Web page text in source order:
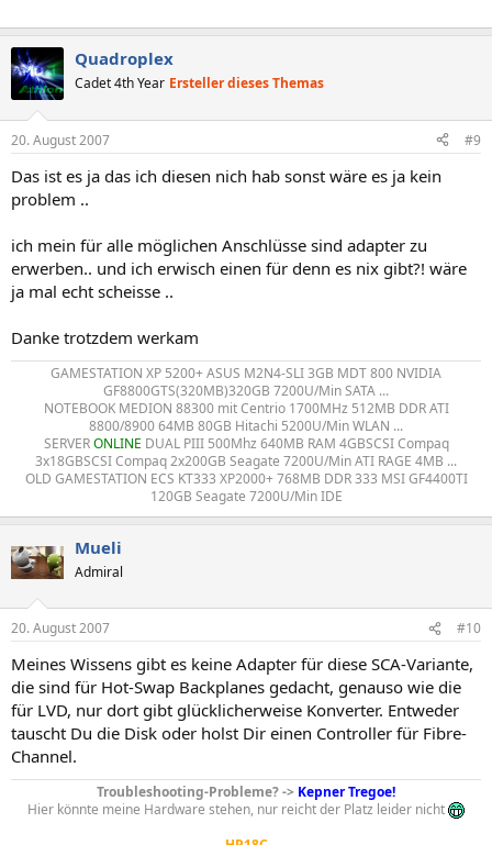
Quadroplex
Cadet 4th Year Ersteller dieses Themas
20. August 2007 #9
Das ist es ja das ich diesen nich hab sonst wäre es ja kein
problem ..
ich mein für alle möglichen Anschlüsse sind adapter zu
erwerben.. und ich erwisch einen für denn es nix gibt?! wäre
ja mal echt scheisse ..
Danke trotzdem werkam
GAMESTATION XP 5200+ ASUS M2N4-SLI 3GB MDT 800 NVIDIA
GF8800GTS(320MB)320GB 7200U/Min SATA ...
NOTEBOOK MEDION 88300 mit Centrio 1700MHz 512MB DDR ATI
8800/8900 64MB 80GB Hitachi 5200U/Min WLAN ...
SERVERONLINE DUAL PIII 500Mhz 640MB RAM 4GBSCSI Compaq
3x18GBSCSI Compaq 2x200GB Seagate 7200U/Min ATI RAGE 4MB ...
OLD GAMESTATION ECS KT333 XP2000+ 768MB DDR 333 MSI GF4400TI
120GB Seagate 7200U/Min IDE​
Mueli
Admiral
20. August 2007 #10
Meines Wissens gibt es keine Adapter für diese SCA-Variante,
die sind für Hot-Swap Backplanes gedacht, genauso wie die
für LVD, nur dort gibt glücklicherweise Konverter. Entweder
tauscht Du die Disk oder holst Dir einen Controller für Fibre-
Channel.
Troubleshooting-Probleme? -> Kepner Tregoe!
Hier könnte meine Hardware stehen, nur reicht der Platz leider nicht